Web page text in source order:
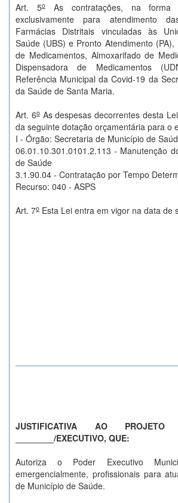
Art. 5oAs contratações, na forma
exclusivamente para atendimento
Farmácias Distritais vinculadas às
Saúde (UBS) e Pronto Atendimento (PA),
de Medicamentos, Almoxarifado de
Dispensadora de Medicamentos
Referência Municipal da Covid-19 da
da Saúde de Santa Maria.
Art. 6oAs despesas decorrentes desta
da seguinte dotação orçamentária para o
I - Órgão: Secretaria de Município de
06.01.10.301.0101.2.113 - Manutenção
de Saúde
3.1.90.04 - Contratação por Tempo
Recurso: 040 - ASPS
Art. 7o Esta Lei entra em vigor na data de
JUSTIFICATIVA AO
________/EXECUTIVO, QUE:
Autoriza o Poder Executivo
emergencialmente, profissionais para
de Município de Saúde.